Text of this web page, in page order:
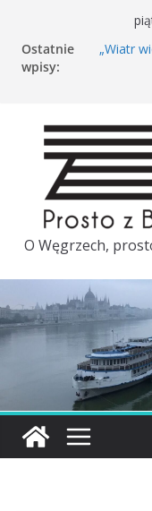
Ostatnie
wpisy:
„Wiatr
Tuż
O Węgrzech,